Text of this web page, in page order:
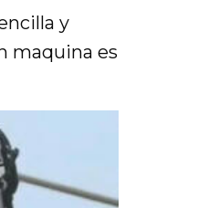
y
maquina es